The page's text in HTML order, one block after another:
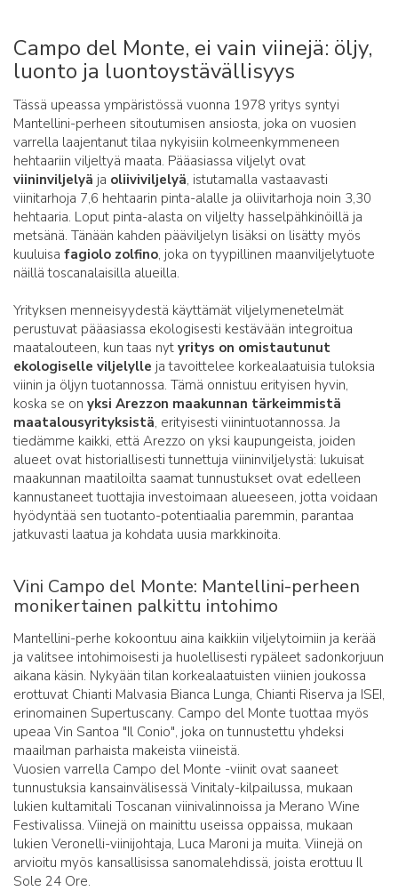
Campo del Monte, ei vain viinejä: öljy,
luonto ja luontoystävällisyys
Tässä upeassa ympäristössä vuonna 1978 yritys syntyi
Mantellini-perheen sitoutumisen ansiosta, joka on vuosien
varrella laajentanut tilaa nykyisiin kolmeenkymmeneen
hehtaariin viljeltyä maata. Pääasiassa viljelyt ovat
viininviljelyä ja oliiviviljelyä, istutamalla vastaavasti
viinitarhoja 7,6 hehtaarin pinta-alalle ja oliivitarhoja noin 3,30
hehtaaria. Loput pinta-alasta on viljelty hasselpähkinöillä ja
metsänä. Tänään kahden pääviljelyn lisäksi on lisätty myös
kuuluisa fagiolo zolfino, joka on tyypillinen maanviljelytuote
näillä toscanalaisilla alueilla.
Yrityksen menneisyydestä käyttämät viljelymenetelmät
perustuvat pääasiassa ekologisesti kestävään integroitua
maatalouteen, kun taas nyt yritys on omistautunut
ekologiselle viljelylle ja tavoittelee korkealaatuisia tuloksia
viinin ja öljyn tuotannossa. Tämä onnistuu erityisen hyvin,
koska se on yksi Arezzon maakunnan tärkeimmistä
maatalousyrityksistä, erityisesti viinintuotannossa. Ja
tiedämme kaikki, että Arezzo on yksi kaupungeista, joiden
alueet ovat historiallisesti tunnettuja viininviljelystä: lukuisat
maakunnan maatiloilta saamat tunnustukset ovat edelleen
kannustaneet tuottajia investoimaan alueeseen, jotta voidaan
hyödyntää sen tuotanto-potentiaalia paremmin, parantaa
jatkuvasti laatua ja kohdata uusia markkinoita.
Vini Campo del Monte: Mantellini-perheen
monikertainen palkittu intohimo
Mantellini-perhe kokoontuu aina kaikkiin viljelytoimiin ja kerää
ja valitsee intohimoisesti ja huolellisesti rypäleet sadonkorjuun
aikana käsin. Nykyään tilan korkealaatuisten viinien joukossa
erottuvat Chianti Malvasia Bianca Lunga, Chianti Riserva ja ISEI,
erinomainen Supertuscany. Campo del Monte tuottaa myös
upeaa Vin Santoa "Il Conio", joka on tunnustettu yhdeksi
maailman parhaista makeista viineistä.
Vuosien varrella Campo del Monte -viinit ovat saaneet
tunnustuksia kansainvälisessä Vinitaly-kilpailussa, mukaan
lukien kultamitali Toscanan viinivalinnoissa ja Merano Wine
Festivalissa. Viinejä on mainittu useissa oppaissa, mukaan
lukien Veronelli-viinijohtaja, Luca Maroni ja muita. Viinejä on
arvioitu myös kansallisissa sanomalehdissä, joista erottuu Il
Sole 24 Ore.